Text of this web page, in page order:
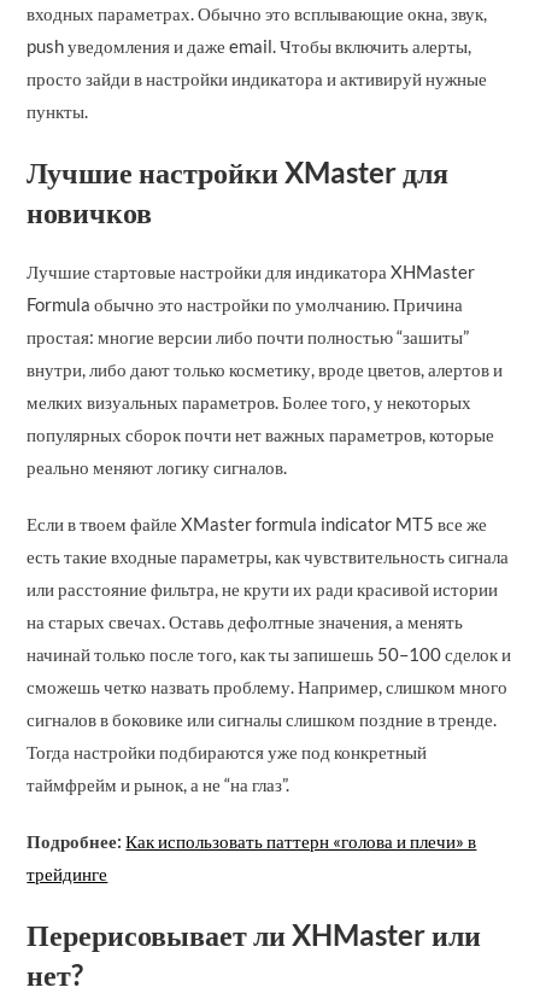
входных параметрах. Обычно это всплывающие окна, звук,
push уведомления и даже email. Чтобы включить алерты,
просто зайди в настройки индикатора и активируй нужные
пункты.
Лучшие настройки XMaster для
новичков
Лучшие стартовые настройки для индикатора XHMaster
Formula обычно это настройки по умолчанию. Причина
простая: многие версии либо почти полностью “зашиты”
внутри, либо дают только косметику, вроде цветов, алертов и
мелких визуальных параметров. Более того, у некоторых
популярных сборок почти нет важных параметров, которые
реально меняют логику сигналов.
Если в твоем файле XMaster formula indicator MT5 все же
есть такие входные параметры, как чувствительность сигнала
или расстояние фильтра, не крути их ради красивой истории
на старых свечах. Оставь дефолтные значения, а менять
начинай только после того, как ты запишешь 50–100 сделок и
сможешь четко назвать проблему. Например, слишком много
сигналов в боковике или сигналы слишком поздние в тренде.
Тогда настройки подбираются уже под конкретный
таймфрейм и рынок, а не “на глаз”.
Подробнее: Как использовать паттерн «голова и плечи» в
трейдинге
Перерисовывает ли XHMaster или
нет?